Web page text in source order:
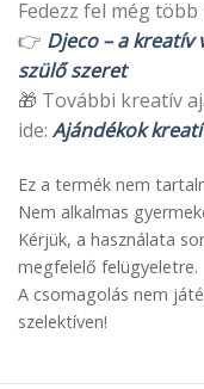
Fedezz fel még
👉 Djeco – a kreatív
szülő szeret
🎁 További kreatív
ide: Ajándékok
Ez a termék nem
Nem alkalmas
Kérjük, a használata
megfelelő felügyeletre.
A csomagolás nem
szelektíven!